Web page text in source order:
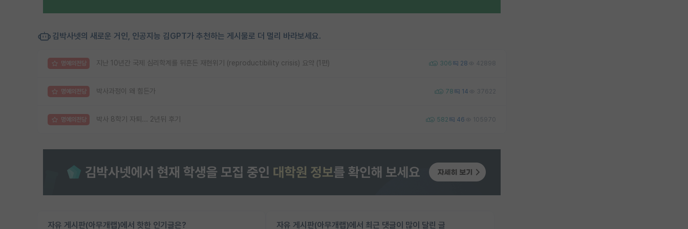
김박사넷의 새로운 거인, 인공지능 김GPT가 추천하는 게시물로 더 멀리 바라보세요.
명예의전당 지난 10년간 국제 심리학계를 뒤흔든 재현위기 (reproductibility crisis) 요약 (1편) 306 28 42898
명예의전당 박사과정이 왜 힘든가 78 14 37622
명예의전당 박사 8학기 자퇴... 2년뒤 후기 582 46 105970
자유 게시판(아무개랩)에서 핫한 인기글은? 자유 게시판(아무개랩)에서 최근 댓글이 많이 달린 글